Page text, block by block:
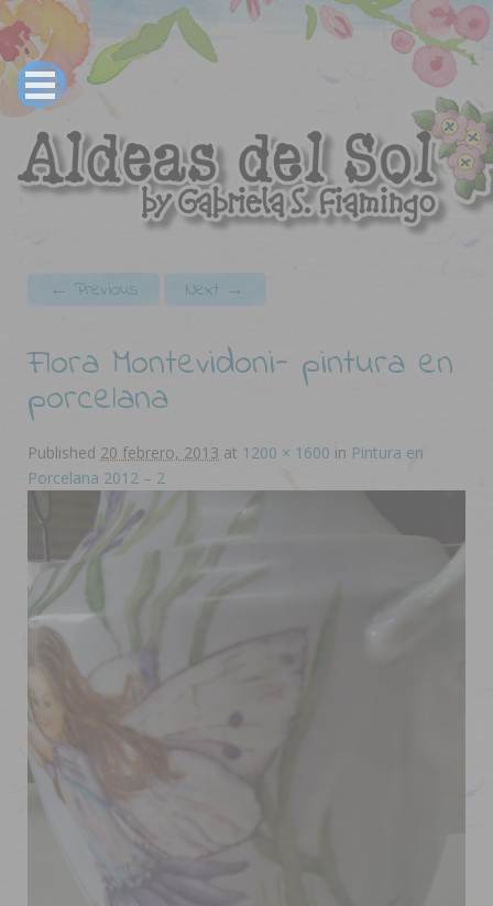
Image navigation
← Previous Next →
Flora Montevidoni- pintura en
porcelana
Published 20 febrero, 2013 at 1200 × 1600 in Pintura en
Porcelana 2012 – 2